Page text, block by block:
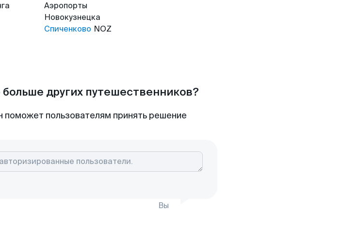
Аэропорты
Новокузнецка
Спиченково NOZ
других путешественников?
пользователям принять решение
Вы